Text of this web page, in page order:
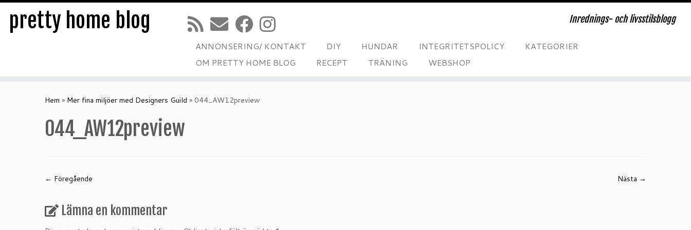
pretty home blog Inrednings- och livsstilsblogg
ANNONSERING/ KONTAKT DIY HUNDAR INTEGRITETSPOLICY
KATEGORIER
OM PRETTY HOME BLOG
RECEPT TRÄNING WEBSHOP
Hem » Mer fina miljöer med Designers Guild » 044_AW12preview
044_AW12preview
← Föregående Nästa →
Lämna en kommentar